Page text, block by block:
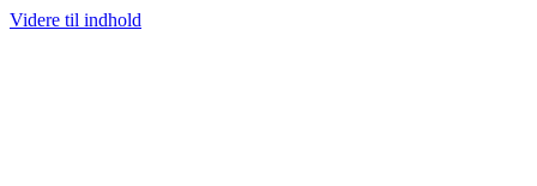
Videre til indhold